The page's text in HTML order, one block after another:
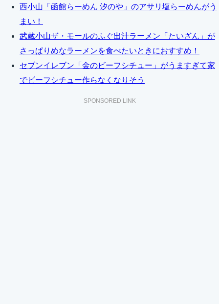
西小山「函館らーめん 汐のや」のアサリ塩らーめんがう
まい！
武蔵小山ザ・モールのふぐ出汁ラーメン「たいざん」が
さっぱりめなラーメンを食べたいときにおすすめ！
セブンイレブン「金のビーフシチュー」がうますぎて家
でビーフシチュー作らなくなりそう
SPONSORED LINK